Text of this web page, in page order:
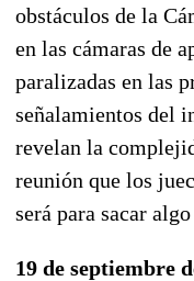
obstáculos de la
en las cámaras de
paralizadas en las
señalamientos del
revelan la
reunión que los
será para sacar
19 de septiembre